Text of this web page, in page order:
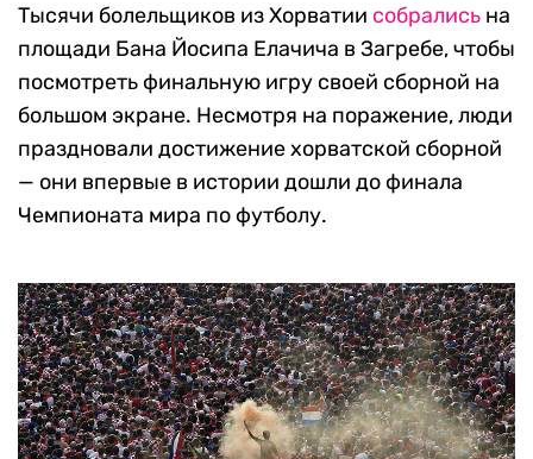
Тысячи болельщиков из Хорватии собрались на
площади Бана Йосипа Елачича в Загребе, чтобы
посмотреть финальную игру своей сборной на
большом экране. Несмотря на поражение, люди
праздновали достижение хорватской сборной
— они впервые в истории дошли до финала
Чемпионата мира по футболу.